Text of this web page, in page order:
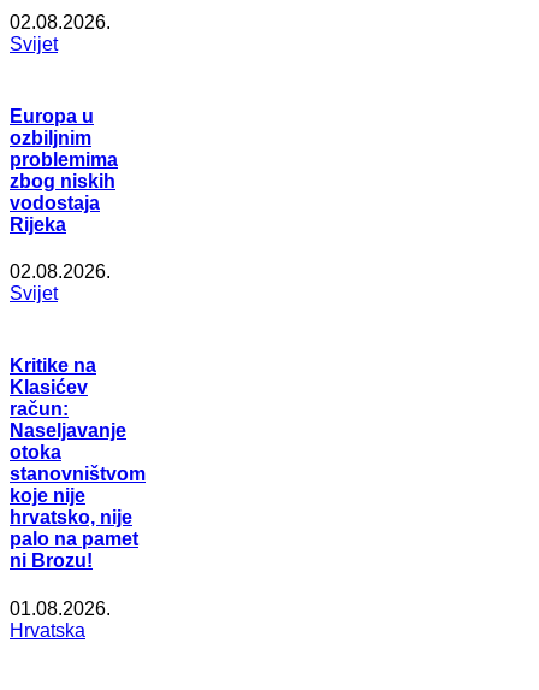
02.08.2026.
Svijet
Europa u
ozbiljnim
problemima
zbog niskih
vodostaja
Rijeka
02.08.2026.
Svijet
Kritike na
Klasićev
račun:
Naseljavanje
otoka
stanovništvom
koje nije
hrvatsko, nije
palo na pamet
ni Brozu!
01.08.2026.
Hrvatska